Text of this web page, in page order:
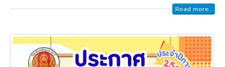
Read more...